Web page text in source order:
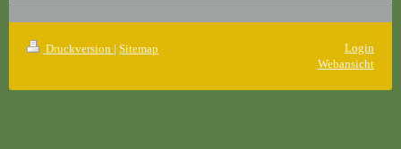
Druckversion | Sitemap
Login
Webansicht